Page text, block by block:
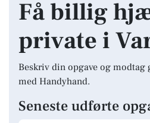
Få billig
private i
Beskriv din opgave og
med Handyhand.
Seneste udførte